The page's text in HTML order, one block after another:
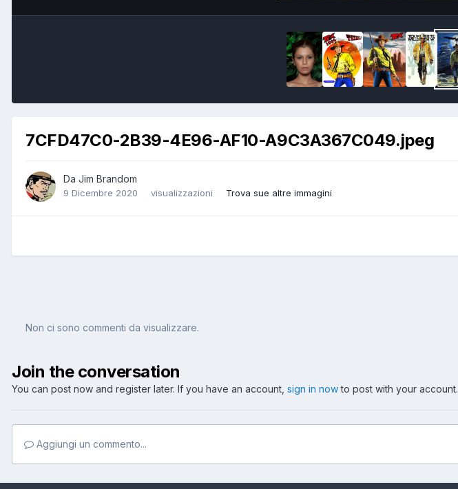
7CFD47C0-2B39-4E96-AF10-A9C3A367C049.jpeg
Da Jim Brandom
9 Dicembre 2020 visualizzazioni Trova sue altre immagini
Non ci sono commenti da visualizzare.
Join the conversation
You can post now and register later. If you have an account, sign in nowto post with your account.
Aggiungi un commento...